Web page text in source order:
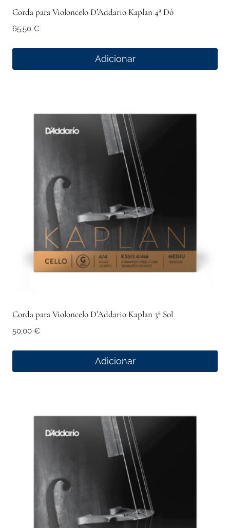
Corda para Violoncelo D’Addario Kaplan 4ª Dó
65,50 €
Adicionar
Corda para Violoncelo D’Addario Kaplan 3ª Sol
50,00 €
Adicionar